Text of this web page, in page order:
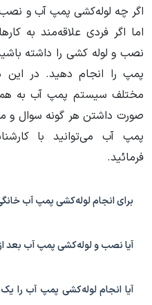
اگر چه لوله‌کشی پمپ آب و
اما اگر فردی علاقه‌مند به
نصب و لوله کشی را داشته
پمپ را انجام دهید. در این
مختلف سیستم پمپ آب به
صورت داشتن هر گونه سوال و
پمپ آب می‌توانید با
فرمائید.
برای انجام لوله‌کشی پمپ آب
و تامین فشار آب کافی واحدهای
*عدم استفاده از اتصالات و زانویی
آیا نصب و لوله‌کشی پمپ آب بعد
آنها از مخزن ذخیره استفاده کرد.
آیا انجام لوله‌کشی پمپ آب را